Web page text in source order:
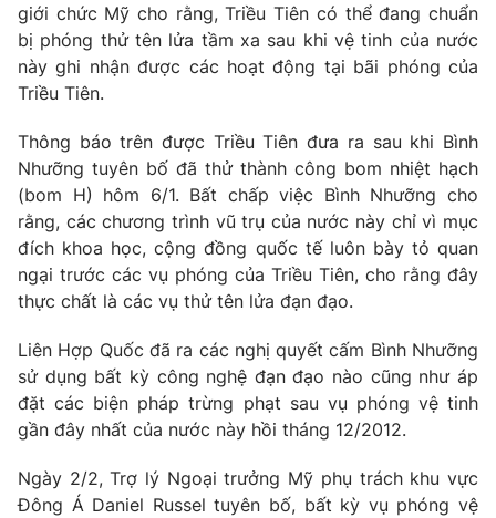
giới chức Mỹ cho rằng, Triều Tiên có thể đang chuẩn
bị phóng thử tên lửa tầm xa sau khi vệ tinh của nước
này ghi nhận được các hoạt động tại bãi phóng của
Triều Tiên.
Thông báo trên được Triều Tiên đưa ra sau khi Bình
Nhưỡng tuyên bố đã thử thành công bom nhiệt hạch
(bom H) hôm 6/1. Bất chấp việc Bình Nhưỡng cho
rằng, các chương trình vũ trụ của nước này chỉ vì mục
đích khoa học, cộng đồng quốc tế luôn bày tỏ quan
ngại trước các vụ phóng của Triều Tiên, cho rằng đây
thực chất là các vụ thử tên lửa đạn đạo.
Liên Hợp Quốc đã ra các nghị quyết cấm Bình Nhưỡng
sử dụng bất kỳ công nghệ đạn đạo nào cũng như áp
đặt các biện pháp trừng phạt sau vụ phóng vệ tinh
gần đây nhất của nước này hồi tháng 12/2012.
Ngày 2/2, Trợ lý Ngoại trưởng Mỹ phụ trách khu vực
Đông Á Daniel Russel tuyên bố, bất kỳ vụ phóng vệ